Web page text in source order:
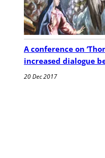
A conference on
increased dialogue
20 Dec 2017